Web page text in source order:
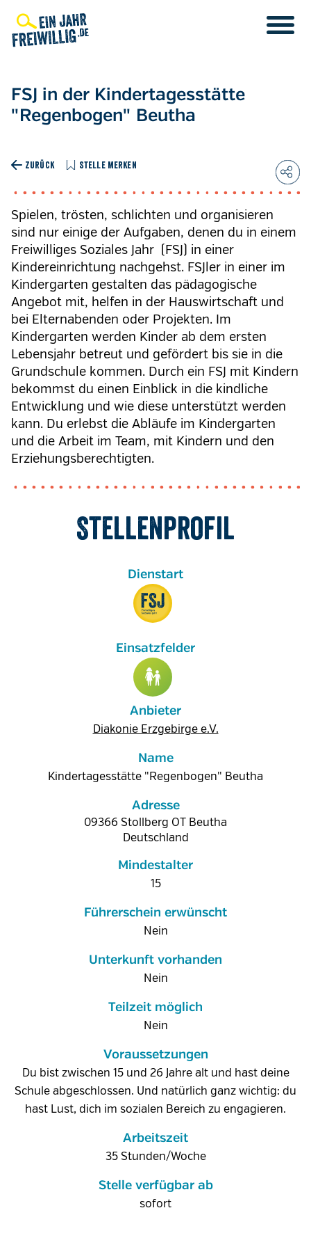
zum
Inhalt
FSJ in der Kindertagesstätte
"Regenbogen" Beutha
ZURÜCK STELLE MERKEN
Spielen, trösten, schlichten und organisieren
sind nur einige der Aufgaben, denen du in einem
Freiwilliges Soziales Jahr (FSJ) in einer
Kindereinrichtung nachgehst. FSJler in einer im
Kindergarten gestalten das pädagogische
Angebot mit, helfen in der Hauswirtschaft und
bei Elternabenden oder Projekten. Im
Kindergarten werden Kinder ab dem ersten
Lebensjahr betreut und gefördert bis sie in die
Grundschule kommen. Durch ein FSJ mit Kindern
bekommst du einen Einblick in die kindliche
Entwicklung und wie diese unterstützt werden
kann. Du erlebst die Abläufe im Kindergarten
und die Arbeit im Team, mit Kindern und den
Erziehungsberechtigten.
Stellenprofil
Anbieter
Diakonie Erzgebirge e.V.
Name
Kindertagesstätte "Regenbogen" Beutha
Adresse
09366 Stollberg OT Beutha
Deutschland
Mindestalter
15
Führerschein erwünscht
Nein
Unterkunft vorhanden
Nein
Teilzeit möglich
Nein
Voraussetzungen
Du bist zwischen 15 und 26 Jahre alt und hast deine
Schule abgeschlossen. Und natürlich ganz wichtig: du
hast Lust, dich im sozialen Bereich zu engagieren.
Arbeitszeit
35 Stunden/Woche
Stelle verfügbar ab
sofort